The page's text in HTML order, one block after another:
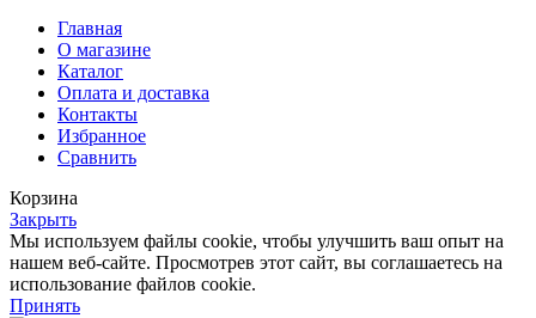
Главная
О магазине
Каталог
Оплата и доставка
Контакты
Избранное
Сравнить
Корзина
Закрыть
Мы используем файлы cookie, чтобы улучшить ваш опыт на
нашем веб-сайте. Просмотрев этот сайт, вы соглашаетесь на
использование файлов cookie.
Принять